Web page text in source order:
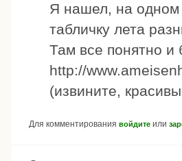
Я нашел, на одном
табличку лета
Там все понятно и
http://
(извините,
Для комментирования войдите или